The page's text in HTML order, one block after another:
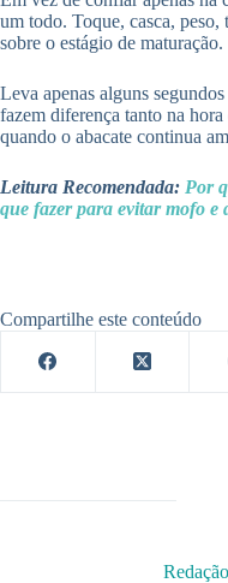
um todo. Toque, casca,
sobre o estágio de maturação.
Leva apenas alguns
fazem diferença tanto na
quando o abacate continua
Leitura Recomendada: Por
que fazer para evitar mofo e
Compartilhe este conteúdo